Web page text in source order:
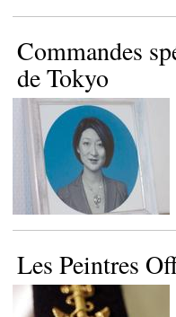
Commandes
de Tokyo
Les Peintres